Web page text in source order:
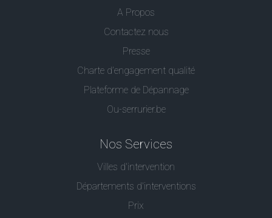
A Propos
Contactez nous
Presse
Charte d’engagement qualité
Plateforme de Dépannage
Ou-serrurier.be
Nos Services
Villes d'intervention
Départements d'interventions
Prix